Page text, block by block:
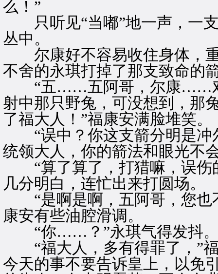
么！”
只听见“当嘟”地一声，一支
丛中。
尔康好不容易收住身体，重
不舍的永琪打掉了那支致命的
“五……五阿哥，尔康……对
射中那只野兔，可没想到，那
了福大人！”福康安满脸堆笑。
“误中？你这支箭分明是冲
统领大人，你的箭法和眼光不
“算了算了，打猎嘛，误伤
几分明白，连忙出来打圆场。
“是啊是啊，五阿哥，您也
康安有些油腔滑调。
“你……？”永琪气得发抖
“福大人，多有得罪了，”福
今天的事不要告诉皇上，以免